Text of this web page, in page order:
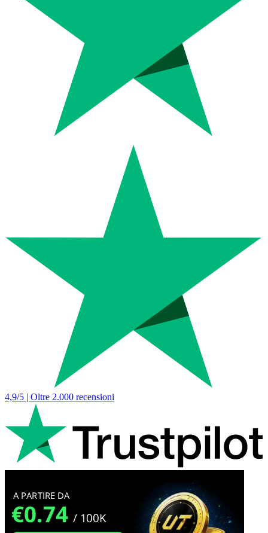
4,9/5 | Oltre 2.000 recensioni